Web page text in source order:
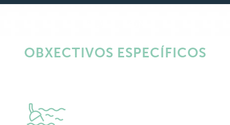
OBXECTIVOS ESPECÍFICOS